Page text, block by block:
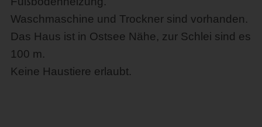
Waschmaschine und Trockner sind vorhanden.
Das Haus ist in Ostsee Nähe, zur Schlei sind es
100 m.
Keine Haustiere erlaubt.